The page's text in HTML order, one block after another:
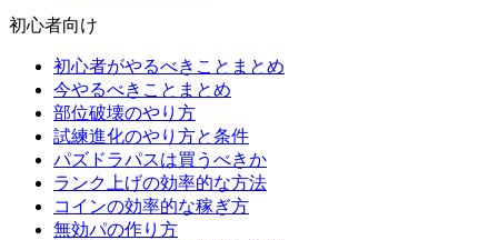
初心者向け
初心者がやるべきことまとめ
今やるべきことまとめ
部位破壊のやり方
試練進化のやり方と条件
パズドラパスは買うべきか
ランク上げの効率的な方法
コインの効率的な稼ぎ方
無効パの作り方